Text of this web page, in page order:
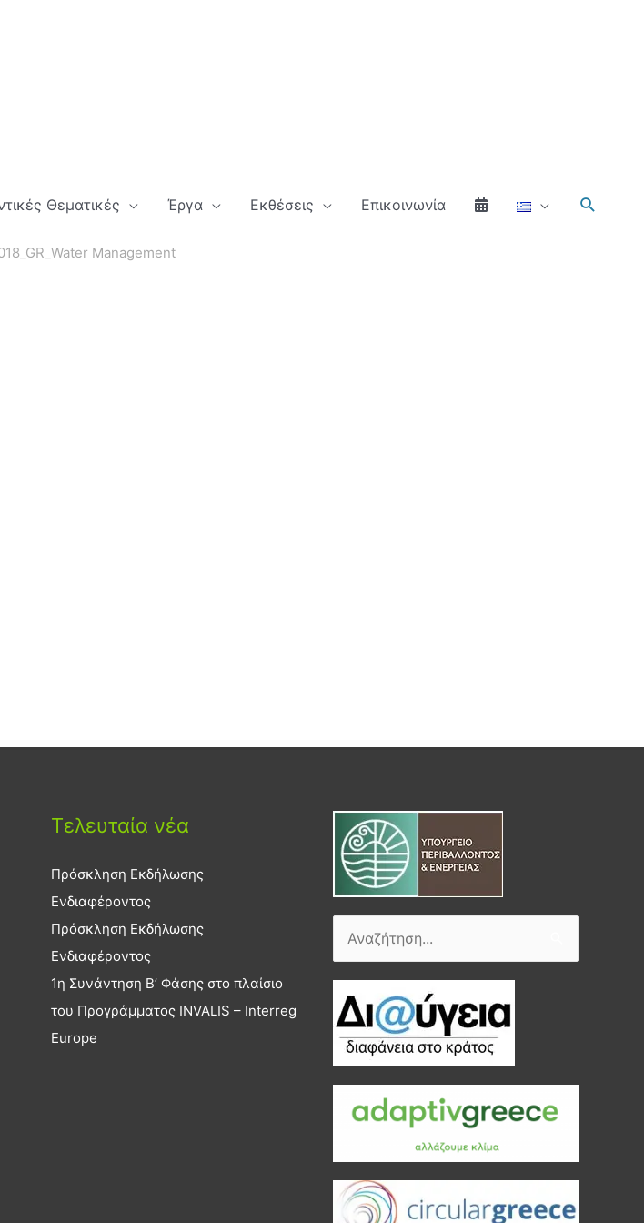
Θεματικές Έργα Εκθέσεις Επικοινωνία
Management
Τελευταία νέα
Πρόσκληση Εκδήλωσης
Ενδιαφέροντος
Πρόσκληση Εκδήλωσης
Ενδιαφέροντος
1η Συνάντηση Β’ Φάσης στο πλαίσιο
του Προγράμματος INVALIS – Interreg
Europe
Αναζήτηση